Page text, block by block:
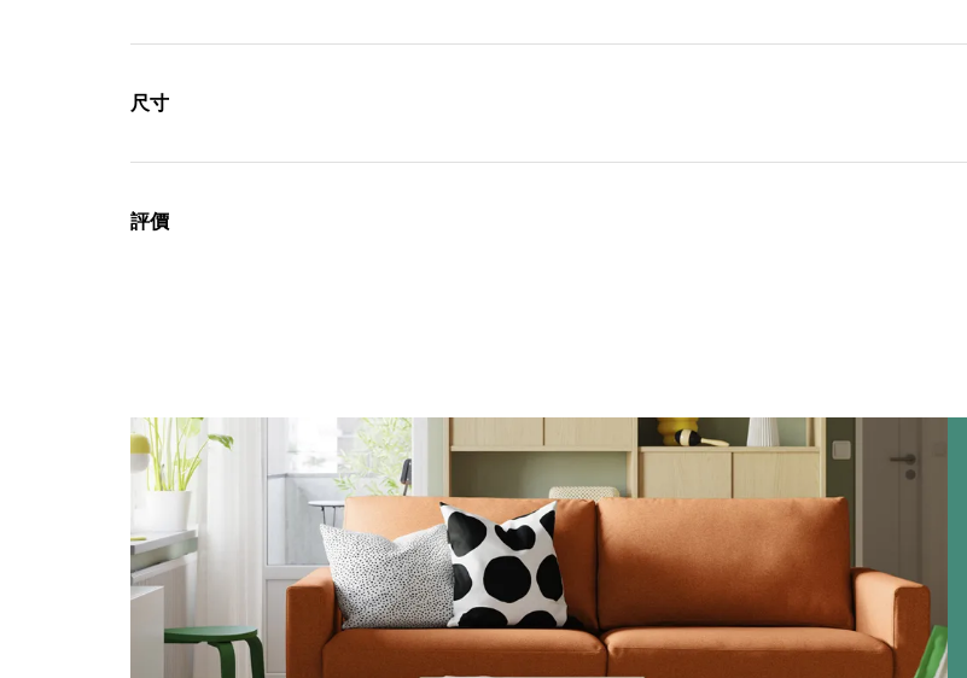
尺寸
評價